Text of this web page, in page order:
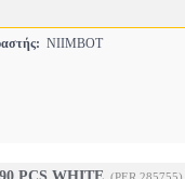
NIIMBOT